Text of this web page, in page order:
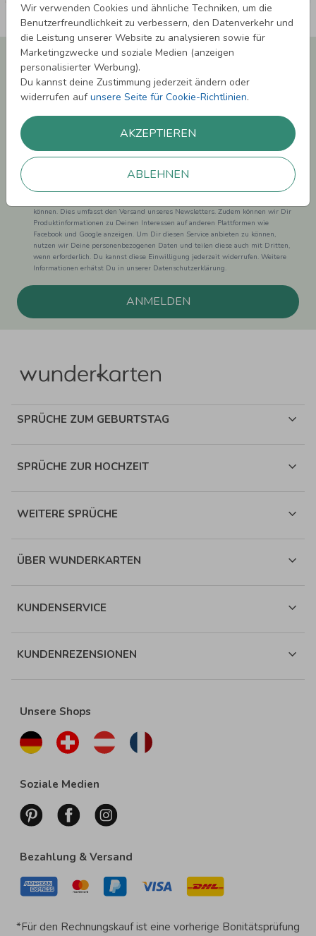
Wir verwenden Cookies und ähnliche Techniken, um die
Benutzerfreundlichkeit zu verbessern, den Datenverkehr und
die Leistung unserer Website zu analysieren sowie für
Marketingzwecke und soziale Medien (anzeigen
personalisierter Werbung).
Du kannst deine Zustimmung jederzeit ändern oder
widerrufen aufunsere Seite für Cookie-Richtlinien.
AKZEPTIEREN
ABLEHNEN
Newsletter abonnieren und 5,00 € Rabatt**
sichern!
Melde Dich zu unserem Newsletter an und bleibe auf dem
Einwilligung zur Datennutzung für Marketingzwecke: Hiermit willigst Du ein,
können. Dies umfasst den Versand unseres Newsletters. Zudem können wir Dir
Produktinformationen zu Deinen Interessen auf anderen Plattformen wie
Facebook und Google anzeigen. Um Dir diesen Service anbieten zu können,
nutzen wir Deine personenbezogenen Daten und teilen diese auch mit Dritten,
wenn erforderlich. Du kannst diese Einwilligung jederzeit widerrufen. Weitere
Informationen erhätst Du in unserer Datenschutzerklärung.
ANMELDEN
SPRÜCHE ZUM GEBURTSTAG
SPRÜCHE ZUR HOCHZEIT
WEITERE SPRÜCHE
ÜBER WUNDERKARTEN
KUNDENSERVICE
KUNDENREZENSIONEN
Unsere Shops
Soziale Medien
Bezahlung & Versand
*Für den Rechnungskauf ist eine vorherige Bonitätsprüfung